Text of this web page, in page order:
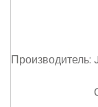
Производитель: